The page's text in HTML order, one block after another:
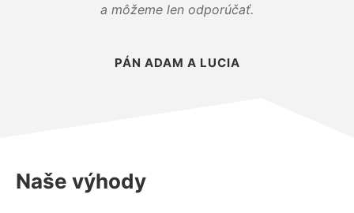
a môžeme len odporúčať.
PÁN ADAM A LUCIA
Naše výhody